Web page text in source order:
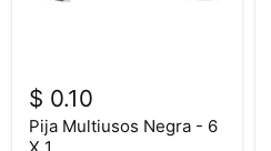
$ 0.10
Pija Multiusos Negra - 6